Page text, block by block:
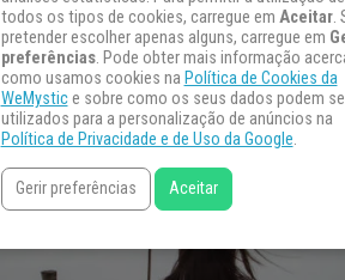
todos os tipos de cookies, carregue em Aceitar.
pretender escolher apenas alguns, carregue em
preferências. Pode obter mais informação
como usamos cookies na Política de Cookies da
WeMystice sobre como os seus dados podem
utilizados para a personalização de anúncios na
Política de Privacidade e de Uso da Google.
Gerir preferências Aceitar